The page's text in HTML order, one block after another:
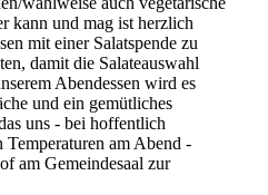
kann und mag ist herzlich
mit einer Salatspende zu
damit die Salateauswahl
Abendessen wird es
und ein gemütliches
uns - bei hoffentlich
Temperaturen am Abend -
am Gemeindesaal zur